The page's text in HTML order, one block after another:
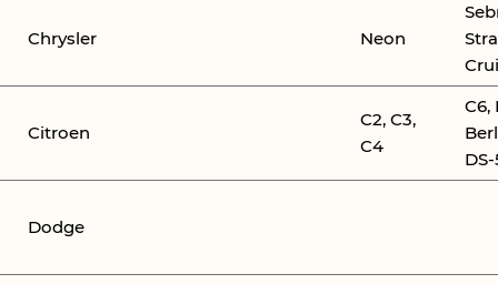
Chrysler Neon
Citroen
C2, C3,
C4
C6,
Dodge